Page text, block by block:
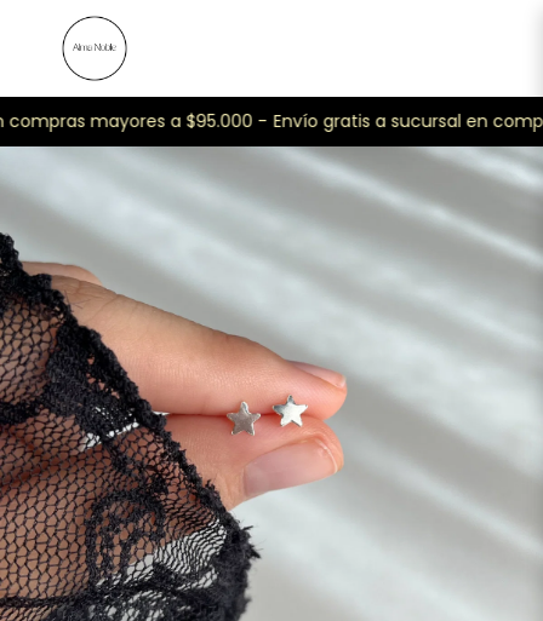
mayores a $95.000 - Envío gratis a sucursal en